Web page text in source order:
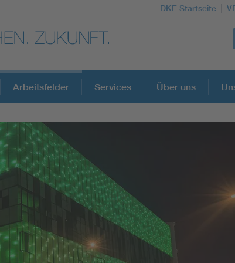
DKE Startseite
DKE Fachinformationen im Kontext der
Blitzschutz: DIN EN 62305 in der Übersicht
Circular Economy für mehr Ressourceneffizienz
Cybersecurity in der Industrieautomatisierung
Arbeitsfelder Services Über uns